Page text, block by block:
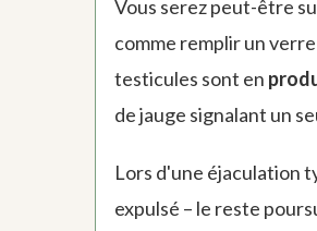
Vous serez peut-être
comme remplir un
testicules sont en
de jauge signalant un
Lors d'une éjaculation
expulsé – le reste